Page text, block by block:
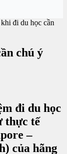
đi du học cần
chú ý
đi du học
thực tế
–
của hãng